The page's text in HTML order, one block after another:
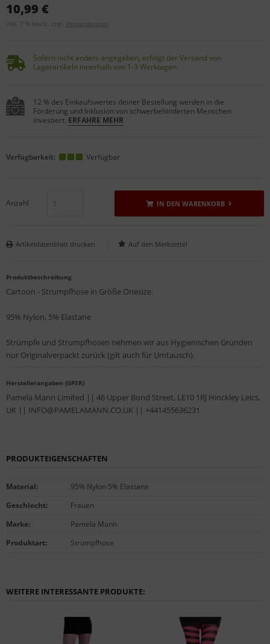
10,99 €
inkl. 7 % MwSt. zzgl. Versandkosten
Sofern nicht anders angegeben, erfolgt der Versand von
Lagerartikeln innerhalb von 1-3 Werktagen.
12 % des Einkaufswertes deiner Bestellung werden in die
Förderung und Inklusion von schwerbehinderten Menschen
investiert. ERFAHRE MEHR
Verfügbarkeit: Verfügbar
Anzahl IN DEN WARENKORB
Artikeldatenblatt drucken
Produktbeschreibung
Cartoon - Strumpfhose in Größe Onesize.
95% Nylon, 5% Elastane
Strümpfe und Strumpfhosen nehmen wir aus Hygienischen Gründen
nur Originalverpackt zurück (gilt auch für Umtausch).
Herstellerangaben (GPSR)
Pamela Mann Limited || 46 Upper Bond Street, LE10 1RJ Hinckley Leics,
UK || INFO@PAMELAMANN.CO.UK || +441455636231
PRODUKTEIGENSCHAFTEN
Material:
95% Nylon 5% Elastane
Geschlecht:
Frauen
Marke:
Pamela Mann
Produktart: Strumpfhose
WEITERE INTERESSANTE PRODUKTE: